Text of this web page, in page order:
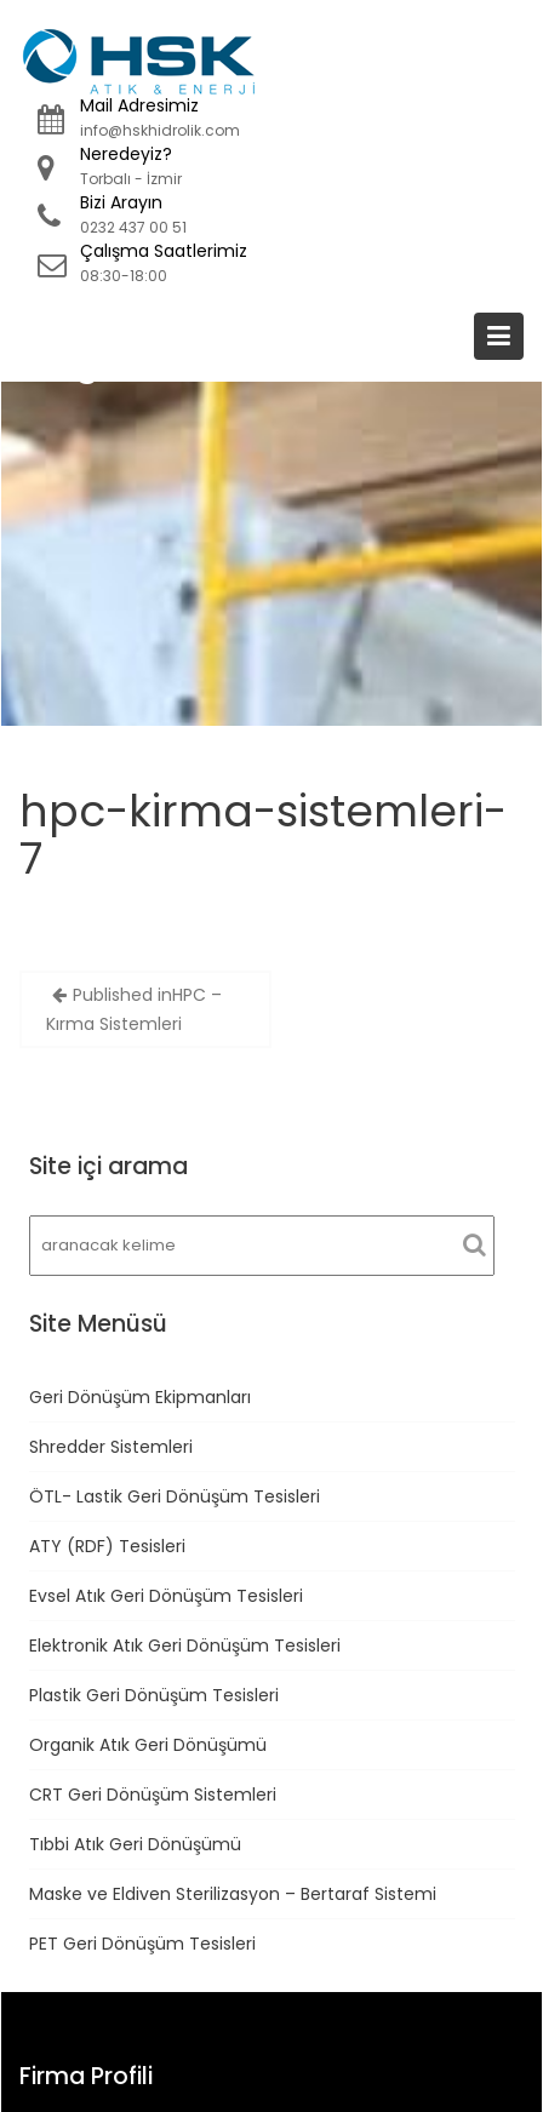
content
Mail Adresimiz
info@hskhidrolik.com
Neredeyiz?
Torbalı - İzmir
Bizi Arayın
0232 437 00 51
Çalışma Saatlerimiz
08:30-18:00
hpc-kirma-sistemleri-
7
Yazı
gezinmesi
Published inHPC –
Kırma Sistemleri
Site içi arama
Site Menüsü
Geri Dönüşüm Ekipmanları
Shredder Sistemleri
ÖTL- Lastik Geri Dönüşüm Tesisleri
ATY (RDF) Tesisleri
Evsel Atık Geri Dönüşüm Tesisleri
Elektronik Atık Geri Dönüşüm Tesisleri
Plastik Geri Dönüşüm Tesisleri
Organik Atık Geri Dönüşümü
CRT Geri Dönüşüm Sistemleri
Tıbbi Atık Geri Dönüşümü
Maske ve Eldiven Sterilizasyon – Bertaraf Sistemi
PET Geri Dönüşüm Tesisleri
Firma Profili